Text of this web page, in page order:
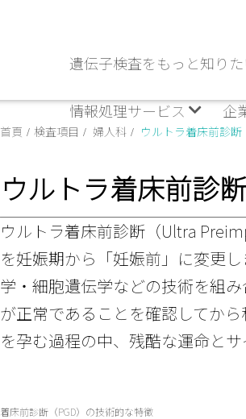
遺伝子検査をもっと知り
情報処理サービス 企
首頁 検査項目 婦人科 ウルトラ着床前診断
ウルトラ着床前診断
ウルトラ着床前診断（Ultra
を妊娠期から「妊娠前」に変更
学・細胞遺伝学などの技術を組
が正常であることを確認してか
を孕む過程の中、残酷な運命と
着床前診断（PGD）の技術的な特徴